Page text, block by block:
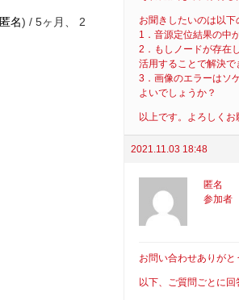
お聞きしたいのは以
1．音源定位結果の中
2．もしノードが存在
活用することで解決
3．画像のエラーはソ
よいでしょうか？
以上です。よろしく
2021.11.03 18:48
匿名
参加者
お問い合わせありが
以下、ご質問ごとに
匿名) / 5ヶ月、 2